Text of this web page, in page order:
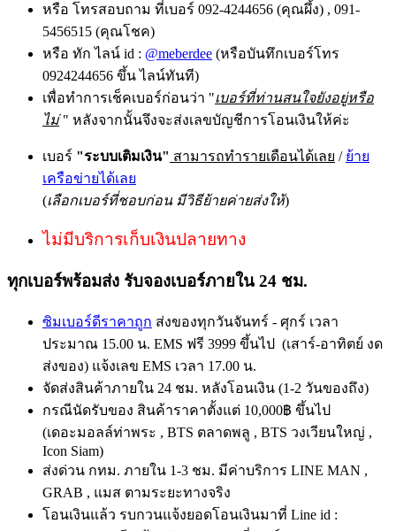
หรือ โทรสอบถาม ที่เบอร์ 092-4244656 (คุณผึ้ง) , 091-
5456515 (คุณโชค)
หรือ ทัก ไลน์ id : @meberdee (หรือบันทึกเบอร์โทร
0924244656 ขึ้น ไลน์ทันที)
เพื่อทำการเช็คเบอร์ก่อนว่า "เบอร์ที่ท่านสนใจยังอยู่หรือ
ไม่" หลังจากนั้นจึงจะส่งเลขบัญชีการโอนเงินให้ค่ะ
เบอร์ "ระบบเติมเงิน" สามารถทำรายเดือนได้เลย / ย้าย
เครือข่ายได้เลย
(เลือกเบอร์ที่ชอบก่อน มีวิธีย้ายค่ายส่งให้)
ไม่มีบริการเก็บเงินปลายทาง
ทุกเบอร์พร้อมส่ง รับจองเบอร์ภายใน 24 ชม.
ซิมเบอร์ดีราคาถูก ส่งของทุกวันจันทร์ - ศุกร์ เวลา
ประมาณ 15.00 น. EMS ฟรี 3999 ขึ้นไป (เสาร์-อาทิตย์ งด
ส่งของ) แจ้งเลข EMS เวลา 17.00 น.
จัดส่งสินค้าภายใน 24 ชม. หลังโอนเงิน (1-2 วันของถึง)
กรณีนัดรับของ สินค้าราคาตั้งแต่ 10,000฿ ขึ้นไป
(เดอะมอลล์ท่าพระ , BTS ตลาดพลู , BTS วงเวียนใหญ่ ,
Icon Siam)
ส่งด่วน กทม. ภายใน 1-3 ชม. มีค่าบริการ LINE MAN ,
GRAB , แมส ตามระยะทางจริง
โอนเงินแล้ว รบกวนแจ้งยอดโอนเงินมาที่ Line id :